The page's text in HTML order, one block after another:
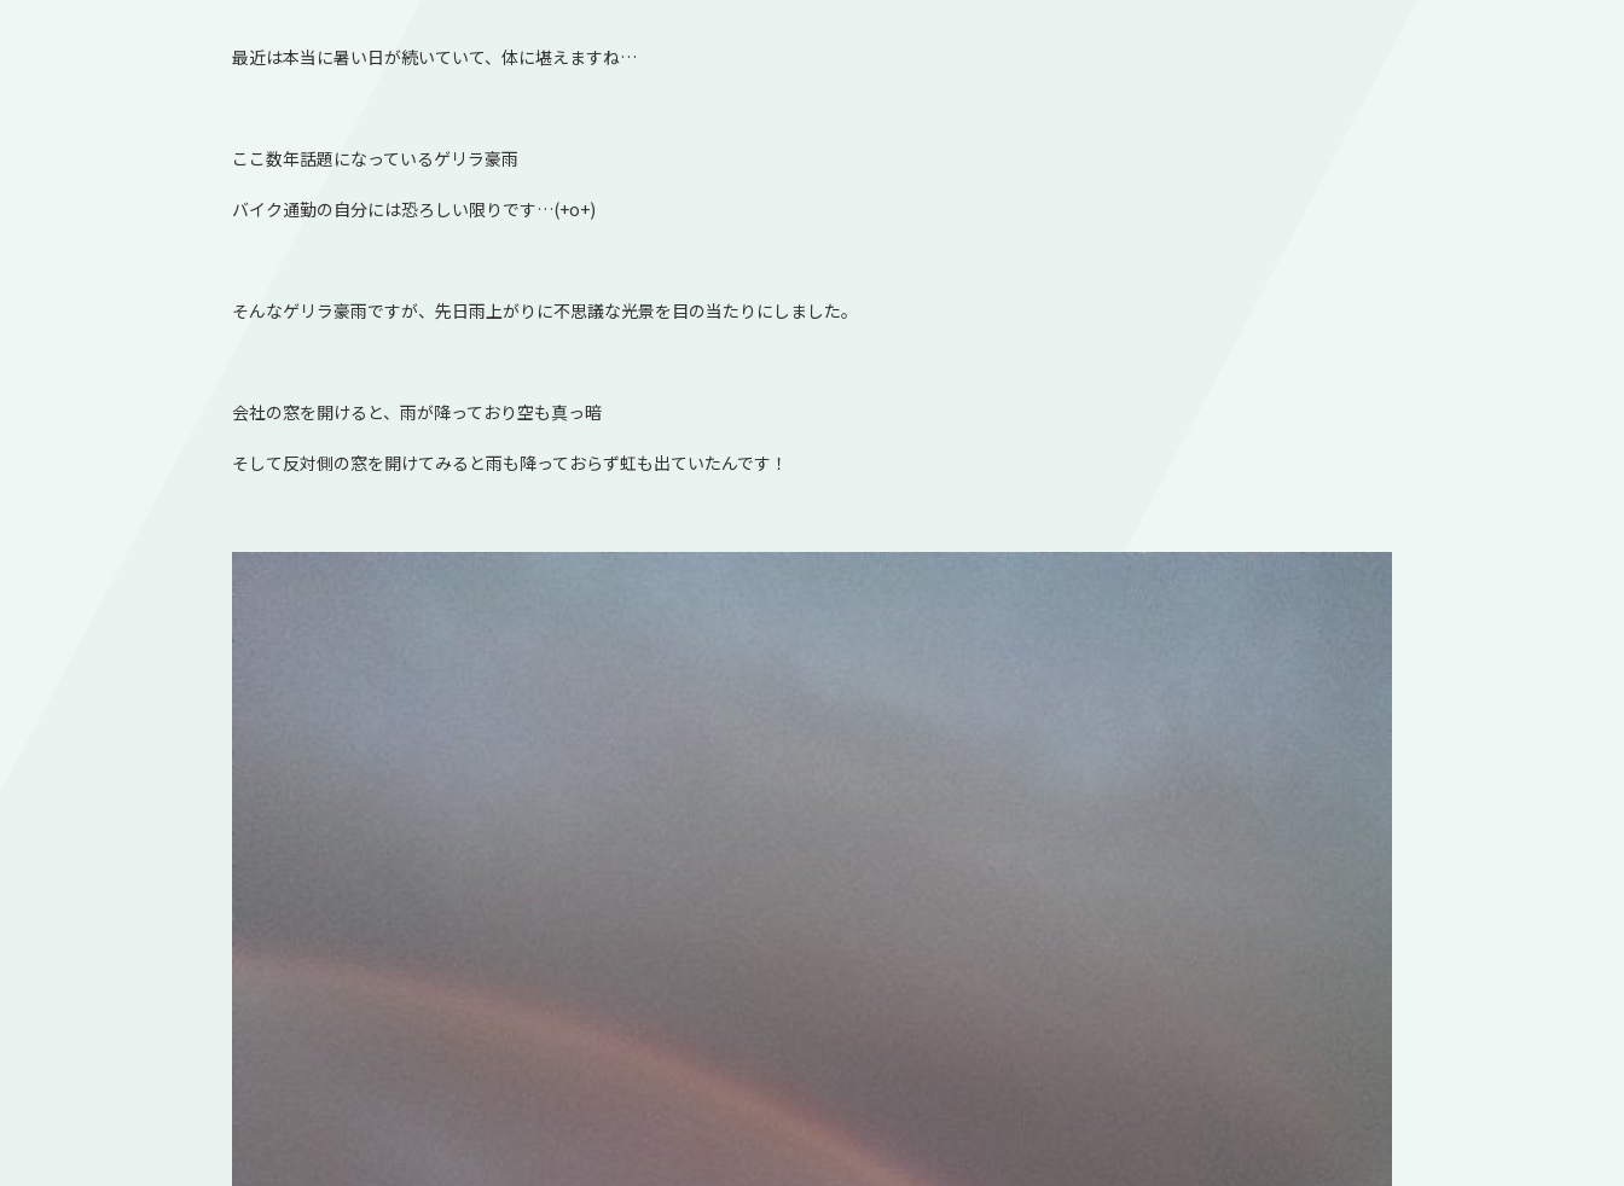
最近は本当に暑い日が続いていて、体に堪えますね…
ここ数年話題になっているゲリラ豪雨
バイク通勤の自分には恐ろしい限りです…(+o+)
そんなゲリラ豪雨ですが、先日雨上がりに不思議な光景を目の当たりにしました。
会社の窓を開けると、雨が降っており空も真っ暗
そして反対側の窓を開けてみると雨も降っておらず虹も出ていたんです！